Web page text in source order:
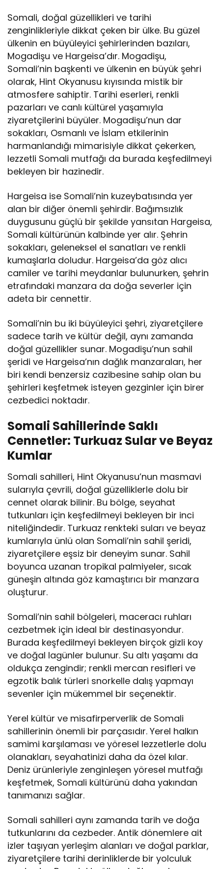
Somali, doğal güzellikleri ve tarihi
zenginlikleriyle dikkat çeken bir ülke. Bu güzel
ülkenin en büyüleyici şehirlerinden bazıları,
Mogadişu ve Hargeisa’dır. Mogadişu,
Somali’nin başkenti ve ülkenin en büyük şehri
olarak, Hint Okyanusu kıyısında mistik bir
atmosfere sahiptir. Tarihi eserleri, renkli
pazarları ve canlı kültürel yaşamıyla
ziyaretçilerini büyüler. Mogadişu’nun dar
sokakları, Osmanlı ve İslam etkilerinin
harmanlandığı mimarisiyle dikkat çekerken,
lezzetli Somali mutfağı da burada keşfedilmeyi
bekleyen bir hazinedir.
Hargeisa ise Somali’nin kuzeybatısında yer
alan bir diğer önemli şehirdir. Bağımsızlık
duygusunu güçlü bir şekilde yansıtan Hargeisa,
Somali kültürünün kalbinde yer alır. Şehrin
sokakları, geleneksel el sanatları ve renkli
kumaşlarla doludur. Hargeisa’da göz alıcı
camiler ve tarihi meydanlar bulunurken, şehrin
etrafındaki manzara da doğa severler için
adeta bir cennettir.
Somali’nin bu iki büyüleyici şehri, ziyaretçilere
sadece tarih ve kültür değil, aynı zamanda
doğal güzellikler sunar. Mogadişu’nun sahil
şeridi ve Hargeisa’nın dağlık manzaraları, her
biri kendi benzersiz cazibesine sahip olan bu
şehirleri keşfetmek isteyen gezginler için birer
cezbedici noktadır.
Somali Sahillerinde Saklı
Cennetler: Turkuaz Sular ve Beyaz
Kumlar
Somali sahilleri, Hint Okyanusu’nun masmavi
sularıyla çevrili, doğal güzelliklerle dolu bir
cennet olarak bilinir. Bu bölge, seyahat
tutkunları için keşfedilmeyi bekleyen bir inci
niteliğindedir. Turkuaz renkteki suları ve beyaz
kumlarıyla ünlü olan Somali’nin sahil şeridi,
ziyaretçilere eşsiz bir deneyim sunar. Sahil
boyunca uzanan tropikal palmiyeler, sıcak
güneşin altında göz kamaştırıcı bir manzara
oluşturur.
Somali’nin sahil bölgeleri, maceracı ruhları
cezbetmek için ideal bir destinasyondur.
Burada keşfedilmeyi bekleyen birçok gizli koy
ve doğal lagünler bulunur. Su altı yaşamı da
oldukça zengindir; renkli mercan resifleri ve
egzotik balık türleri snorkelle dalış yapmayı
sevenler için mükemmel bir seçenektir.
Yerel kültür ve misafirperverlik de Somali
sahillerinin önemli bir parçasıdır. Yerel halkın
samimi karşılaması ve yöresel lezzetlerle dolu
olanakları, seyahatinizi daha da özel kılar.
Deniz ürünleriyle zenginleşen yöresel mutfağı
keşfetmek, Somali kültürünü daha yakından
tanımanızı sağlar.
Somali sahilleri aynı zamanda tarih ve doğa
tutkunlarını da cezbeder. Antik dönemlere ait
izler taşıyan yerleşim alanları ve doğal parklar,
ziyaretçilere tarihi derinliklerde bir yolculuk